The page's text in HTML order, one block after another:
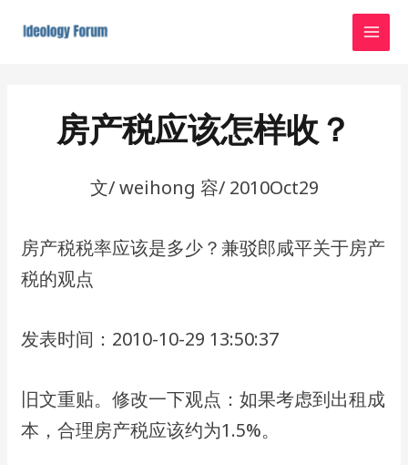
房产税应该怎样收？
文/ weihong 容/ 2010Oct29
房产税税率应该是多少？兼驳郎咸平关于房产
税的观点
发表时间：2010-10-29 13:50:37
旧⽂重贴。修改⼀下观点：如果考虑到出租成
本，合理房产税应该约为1.5%。